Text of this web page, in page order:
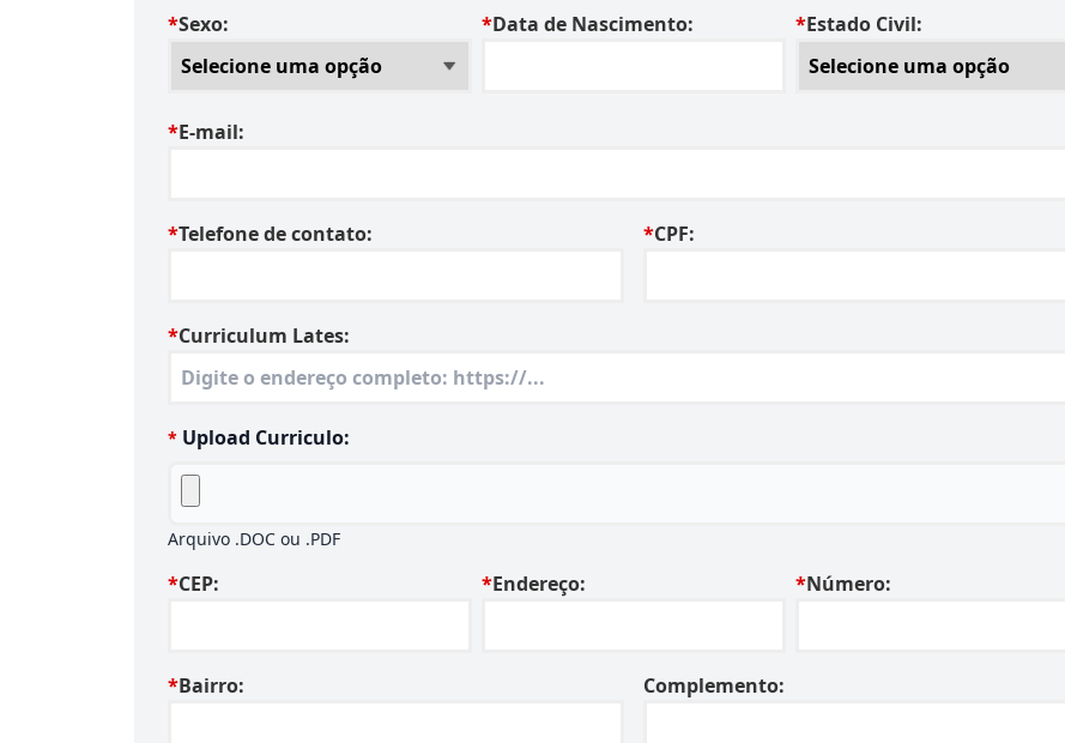
*Sexo: *Data de Nascimento: *Estado Civil:
*E-mail:
*Telefone de contato: *CPF:
*Curriculum Lates:
* Upload Curriculo:
Arquivo .DOC ou .PDF
*CEP: *Endereço: *Número:
*Bairro: Complemento: